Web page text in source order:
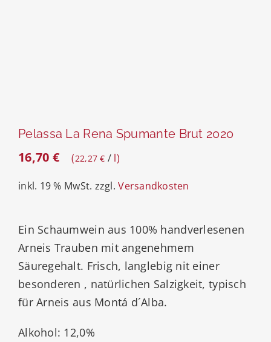
Pelassa La Rena Spumante Brut 2020
16,70 € 22,27€ / l
inkl. 19 % MwSt. zzgl.Versandkosten
Ein Schaumwein aus 100% handverlesenen
Arneis Trauben mit angenehmem
Säuregehalt. Frisch, langlebig nit einer
besonderen , natürlichen Salzigkeit, typisch
für Arneis aus Montá d´Alba.
Alkohol: 12,0%